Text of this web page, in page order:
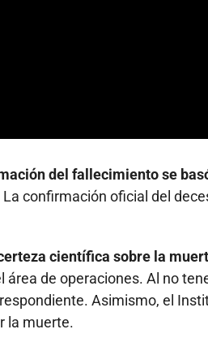
del fallecimiento se
confirmación oficial del
científica sobre la
área de operaciones. Al no
Asimismo, el
la muerte.